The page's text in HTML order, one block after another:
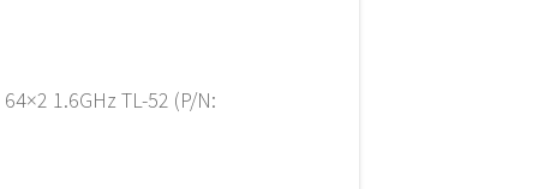
64×2 1.6GHz TL-52 (P/N: